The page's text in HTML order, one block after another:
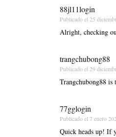
88jl11login
Publicado el 25
Alright, checking
trangchubong88
Publicado el 29
Trangchubong88
77gglogin
Publicado el7 enero
Quick heads up! If